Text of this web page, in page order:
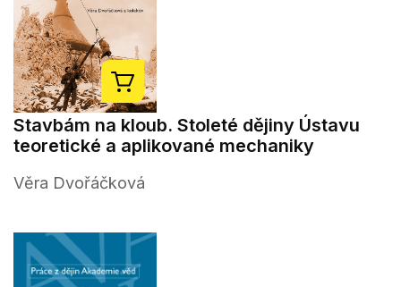
Stavbám na kloub. Stoleté dějiny Ústavu
teoretické a aplikované mechaniky
Věra Dvořáčková